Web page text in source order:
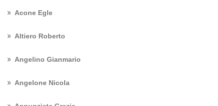
Acone Egle
Altiero Roberto
Angelino Gianmario
Angelone Nicola